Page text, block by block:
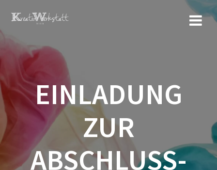
EINLADUNG
ZUR
ABSCHLUSS-